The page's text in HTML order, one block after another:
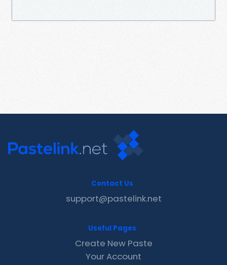
Contact Us
support@pastelink.net
Useful Pages
Create New Paste
Your Account